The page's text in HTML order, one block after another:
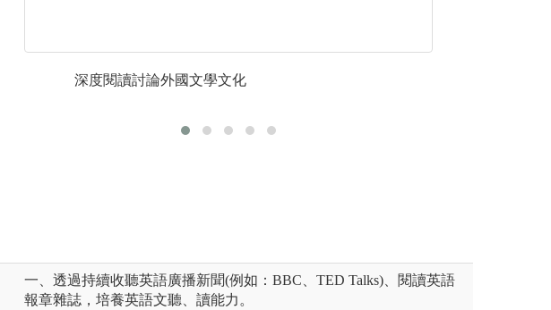
邏輯思考能力、獨立思考及批判的能力、解決問
作的能力，做為進一步從事學術研究或參與推廣
深度閱讀討論外國文學文化
一、透過持續收聽英語廣播新聞(例如：BBC、TED Talks)、閱讀英語
報章雜誌，培養英語文聽、讀能力。